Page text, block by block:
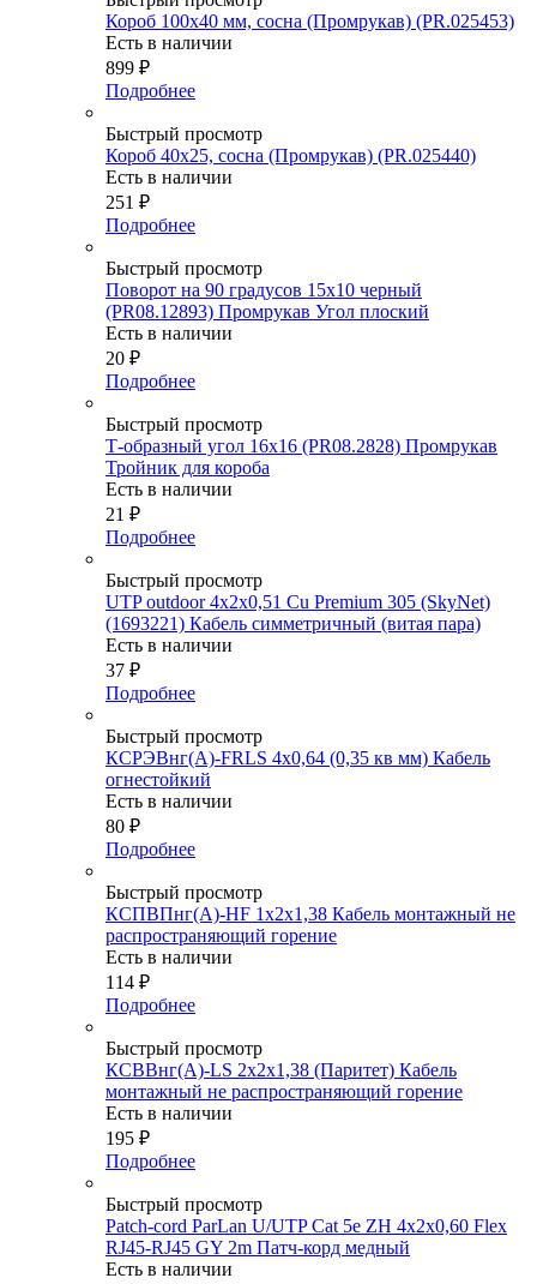
Короб 100х40 мм, сосна (Промрукав) (PR.025453)
Есть в наличии
899 ₽
Подробнее
Быстрый просмотр
Короб 40х25, сосна (Промрукав) (PR.025440)
Есть в наличии
251 ₽
Подробнее
Быстрый просмотр
Поворот на 90 градусов 15х10 черный
(PR08.12893) Промрукав Угол плоский
Есть в наличии
20 ₽
Подробнее
Быстрый просмотр
Т-образный угол 16х16 (PR08.2828) Промрукав
Тройник для короба
Есть в наличии
21 ₽
Подробнее
Быстрый просмотр
UTP outdoor 4x2x0,51 Cu Premium 305 (SkyNet)
(1693221) Кабель симметричный (витая пара)
Есть в наличии
37 ₽
Подробнее
Быстрый просмотр
КСРЭВнг(А)-FRLS 4х0,64 (0,35 кв мм) Кабель
огнестойкий
Есть в наличии
80 ₽
Подробнее
Быстрый просмотр
КСПВПнг(А)-HF 1х2х1,38 Кабель монтажный не
распространяющий горение
Есть в наличии
114 ₽
Подробнее
Быстрый просмотр
КСВВнг(А)-LS 2х2х1,38 (Паритет) Кабель
монтажный не распространяющий горение
Есть в наличии
195 ₽
Подробнее
Быстрый просмотр
Patch-cord ParLan U/UTP Cat 5e ZH 4х2х0,60 Flex
RJ45-RJ45 GY 2m Патч-корд медный
Есть в наличии